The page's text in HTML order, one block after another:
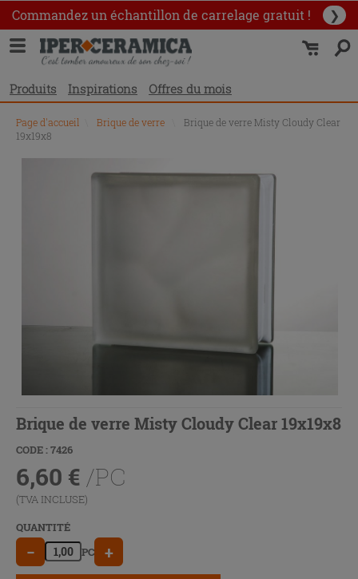
Commandez un échantillon de carrelage gratuit ! ❯
Produits Inspirations Offres du mois
Page d'accueil Brique de verre
Brique de verre Misty Cloudy Clear
19x19x8
Brique de verre Misty Cloudy Clear 19x19x8
CODE : 7426
6,60 € /PC
(TVA INCLUSE)
QUANTITÉ
− PC +